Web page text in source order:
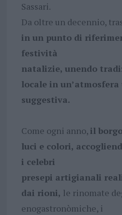
Sassari.
Da oltre un decennio,
in un punto di
festività
natalizie, unendo
locale in un’atmosfera
suggestiva.
Come ogni anno,il
luci e colori,
i celebri
presepi artigianali
dai rioni, le rinomate
enogastronòmiche, i